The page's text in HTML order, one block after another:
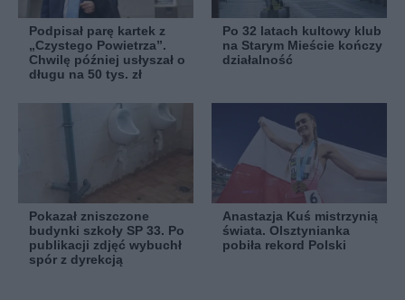
Podpisał parę kartek z
„Czystego Powietrza”.
Chwilę później usłyszał o
długu na 50 tys. zł
Po 32 latach kultowy klub
na Starym Mieście kończy
działalność
Pokazał zniszczone
budynki szkoły SP 33. Po
publikacji zdjęć wybuchł
spór z dyrekcją
Anastazja Kuś mistrzynią
świata. Olsztynianka
pobiła rekord Polski